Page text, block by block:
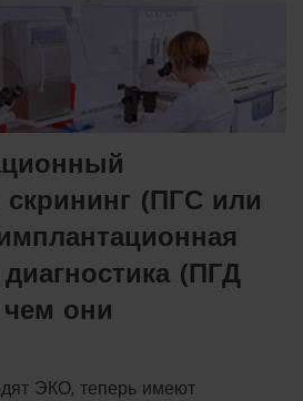
коротким или длинным
скрининг (ПГС или
диагностика (ПГД
они
ЭКО, теперь имеют